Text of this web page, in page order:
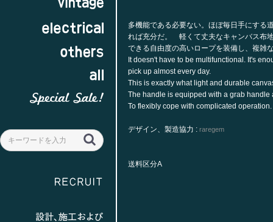
多機能である必要ない。ほぼ毎日手にする
れば充分だ。 軽くて丈夫なキャンバス布
できる自由度の高いロープを装備し、複雑
It doesn't have to be multifunctional. It's
pick up almost every day.
This is exactly what light and durable
The handle is equipped with a grab
To flexibly cope with complicated operation.
デザイン、製造協力 : raregem
送料区分A